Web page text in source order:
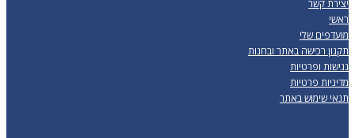
יצירת קשר
ראשי
מועדפים שלי
תקנון רכישה באתר ובחנות
נגישות ופרטיות
מדיניות פרטיות
תנאי שימוש באתר